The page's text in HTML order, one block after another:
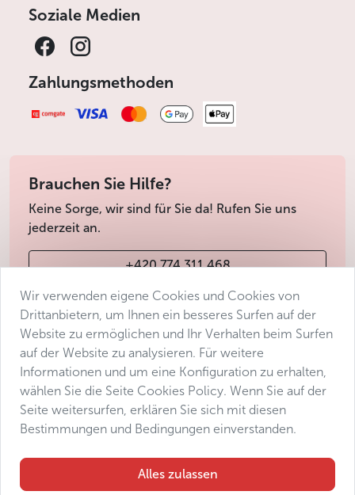
Soziale Medien
Zahlungsmethoden
Brauchen Sie Hilfe?
Keine Sorge, wir sind für Sie da! Rufen Sie uns
jederzeit an.
+420 774 311 468
info@avantgarde-prague.cz
Geschäftsbedingungen
Datenschutz
Barrierefreiheitserklärung
Manage consent
Wir verwenden eigene Cookies und Cookies von
Drittanbietern, um Ihnen ein besseres Surfen auf der
Website zu ermöglichen und Ihr Verhalten beim Surfen
auf der Website zu analysieren. Für weitere
Informationen und um eine Konfiguration zu erhalten,
wählen Sie die Seite Cookies Policy. Wenn Sie auf der
Seite weitersurfen, erklären Sie sich mit diesen
Bestimmungen und Bedingungen einverstanden.
Alles zulassen